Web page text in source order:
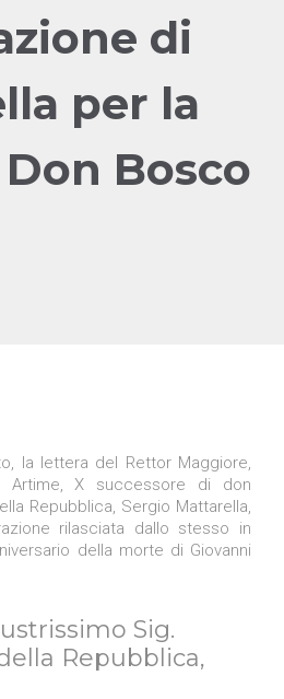
di
per la
Bosco
la lettera del Rettor Maggiore,
Artime, X successore di don
Repubblica, Sergio Mattarella,
rilasciata dallo stesso in
della morte di Giovanni
Sig.
Repubblica,